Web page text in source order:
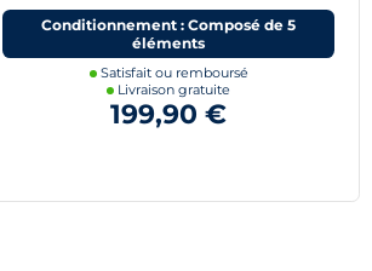
Conditionnement : Composé de 5
éléments
Satisfait ou remboursé
Livraison gratuite
199,90 €